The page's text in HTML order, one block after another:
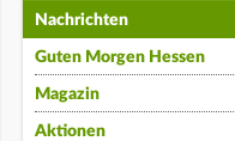
Nachrichten
Guten Morgen Hessen
Magazin
Aktionen